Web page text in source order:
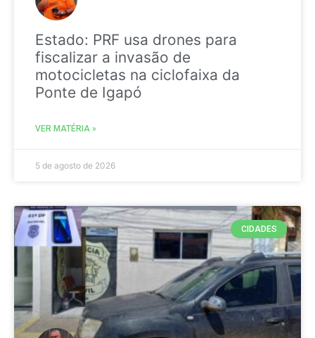
Estado: PRF usa drones para
fiscalizar a invasão de
motocicletas na ciclofaixa da
Ponte de Igapó
VER MATÉRIA »
5 de agosto de 2026
CIDADES